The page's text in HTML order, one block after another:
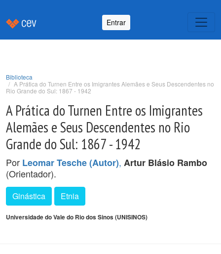
Entrar
Biblioteca
A Prática do Turnen Entre os Imigrantes Alemães e Seus Descendentes no
Rio Grande do Sul: 1867 - 1942
A Prática do Turnen Entre os Imigrantes
Alemães e Seus Descendentes no Rio
Grande do Sul: 1867 - 1942
Por Leomar Tesche (Autor), Artur Blásio Rambo
(Orientador).
Ginástica Etnia
Universidade do Vale do Rio dos Sinos (UNISINOS)